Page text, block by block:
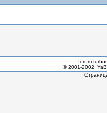
© 2001-2002,